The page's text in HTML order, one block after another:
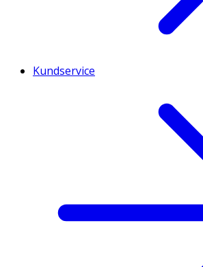
Kundservice